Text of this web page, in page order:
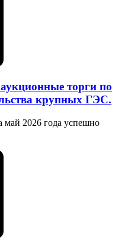
торги по
крупных ГЭС.